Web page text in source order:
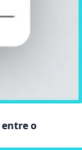
entre o